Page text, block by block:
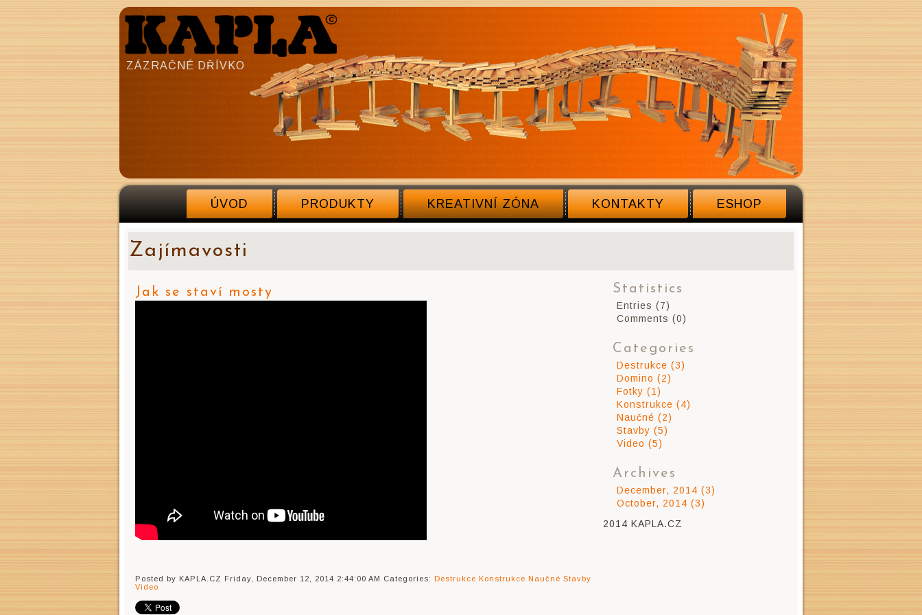
ZÁZRAČNÉ DŘÍVKO
ÚVOD PRODUKTY KREATIVNÍ ZÓNA KONTAKTY ESHOP
Zajímavosti
Jak se staví mosty
Posted by KAPLA.CZ Friday, December 12, 2014 2:44:00 AM Categories: Destrukce Konstrukce Naučné Stavby
Video
Statistics
Entries (7)
Comments (0)
Categories
Destrukce (3)
Domino (2)
Fotky (1)
Konstrukce (4)
Naučné (2)
Stavby (5)
Video (5)
Archives
December, 2014 (3)
October, 2014 (3)
2014 KAPLA.CZ